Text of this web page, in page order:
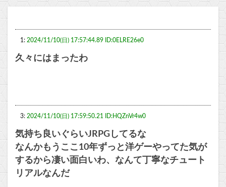
1: 2024/11/10(日) 17:57:44.89 ID:0ELRE26e0
久々にはまったわ
3: 2024/11/10(日) 17:59:50.21 ID:HQZnVr4w0
気持ち良いぐらいJRPGしてるな
なんかもうここ10年ずっと洋ゲーやってた気が
するから凄い面白いわ、なんて丁寧なチュート
リアルなんだ